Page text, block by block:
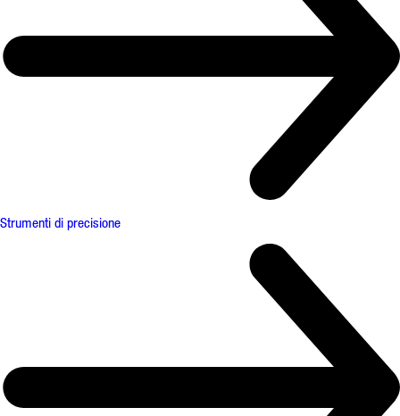
Strumenti di precisione